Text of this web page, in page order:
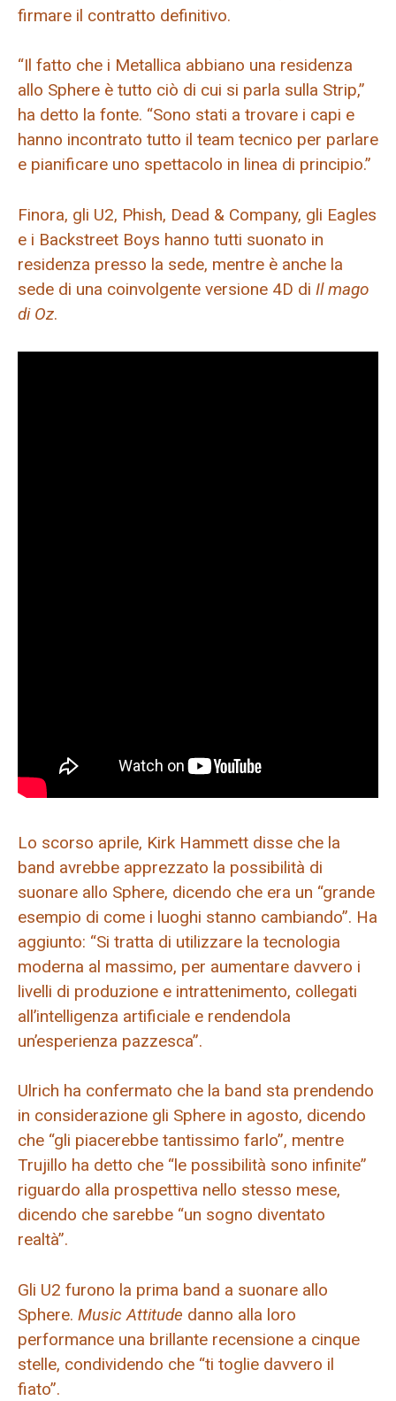
firmare il contratto definitivo.
“Il fatto che i Metallica abbiano una residenza
allo Sphere è tutto ciò di cui si parla sulla Strip,”
ha detto la fonte. “Sono stati a trovare i capi e
hanno incontrato tutto il team tecnico per parlare
e pianificare uno spettacolo in linea di principio.”
Finora, gli U2, Phish, Dead & Company, gli Eagles
e i Backstreet Boys hanno tutti suonato in
residenza presso la sede, mentre è anche la
sede di una coinvolgente versione 4D di Il mago
di Oz.
Lo scorso aprile, Kirk Hammett disse che la
band avrebbe apprezzato la possibilità di
suonare allo Sphere, dicendo che era un “grande
esempio di come i luoghi stanno cambiando”. Ha
aggiunto: “Si tratta di utilizzare la tecnologia
moderna al massimo, per aumentare davvero i
livelli di produzione e intrattenimento, collegati
all’intelligenza artificiale e rendendola
un’esperienza pazzesca”.
Ulrich ha confermato che la band sta prendendo
in considerazione gli Sphere in agosto, dicendo
che “gli piacerebbe tantissimo farlo”, mentre
Trujillo ha detto che “le possibilità sono infinite”
riguardo alla prospettiva nello stesso mese,
dicendo che sarebbe “un sogno diventato
realtà”.
Gli U2 furono la prima band a suonare allo
Sphere. Music Attitude danno alla loro
performance una brillante recensione a cinque
stelle, condividendo che “ti toglie davvero il
fiato”.